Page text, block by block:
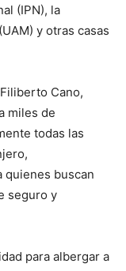
(IPN), la
y otras casas
Cano,
miles de
todas las
quienes buscan
seguro y
para albergar a